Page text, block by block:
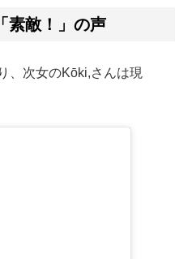
素敵！」の声
、次女のKōki,さんは現